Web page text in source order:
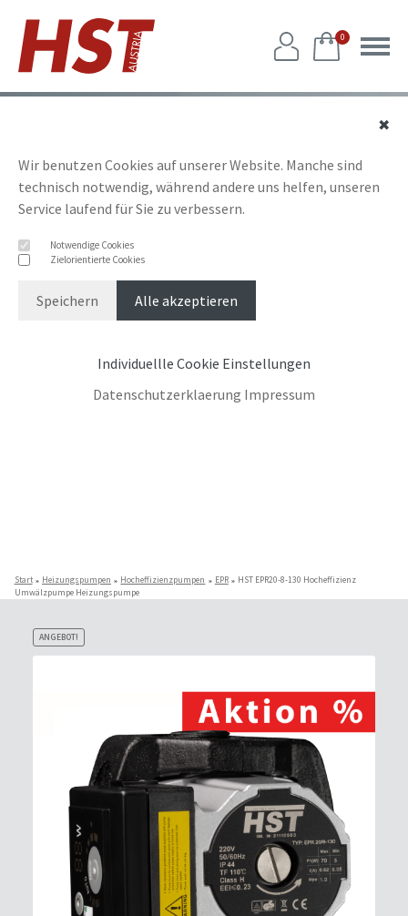
✖
Wir benutzen Cookies auf unserer Website. Manche sind
technisch notwendig, während andere uns helfen, unseren
Service laufend für Sie zu verbessern.
Notwendige Cookies
Zielorientierte Cookies
Speichern Alle akzeptieren
Individuellle Cookie Einstellungen
Datenschutzerklaerung Impressum
0
Start Heizungspumpen Hocheffizienzpumpen EPR
HST EPR20-8-130 Hocheffizienz
Umwälzpumpe Heizungspumpe
ANGEBOT!